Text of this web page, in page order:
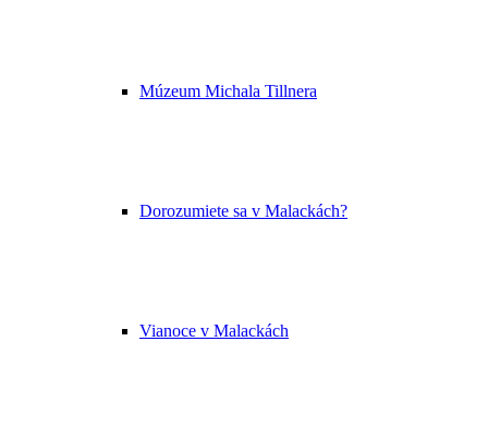
Múzeum Michala Tillnera
Dorozumiete sa v Malackách?
Vianoce v Malackách